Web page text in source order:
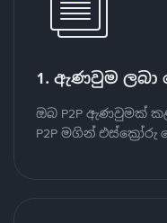
1. ඇණවුම ලබා
ඔබ P2P ඇණවුමක්
P2P මගින් එස්ක්‍රෝරු